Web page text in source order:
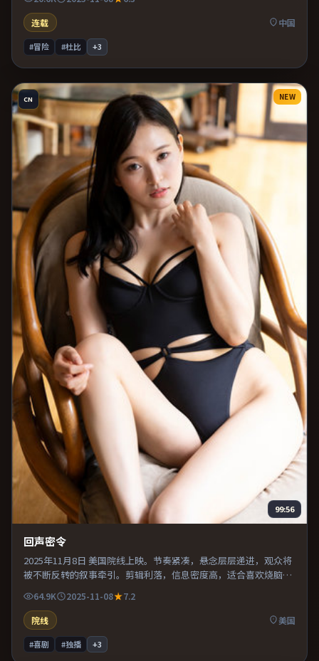
图。
连载
中国
#冒险 #杜比 +3
CN NEW
99:56
回声密令
2025年11月8日 美国院线上映。节奏紧凑，悬念层层递进，观众将
被不断反转的叙事牵引。剪辑利落，信息密度高，适合喜欢烧脑与
64.9K 2025-11-08
7.2
院线
美国
#喜剧 #独播 +3